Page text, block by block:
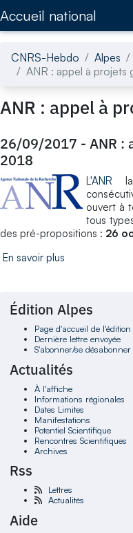
Accueil national
CNRS-Hebdo Alpes
ANR : appel à projets
ANR : appel à
26/09/2017 - ANR :
2018
L'ANR
ouvert à
tous
des pré-propositions : 26
En savoir plus
Édition Alpes
Page d'accueil de
Dernière lettre envoyée
S'abonner/se désabonner
Actualités
À l'affiche
Informations régionales
Dates Limites
Manifestations
Potentiel Scientifique
Rencontres Scientifiques
Archives
Rss
Lettres
Actualités
Aide